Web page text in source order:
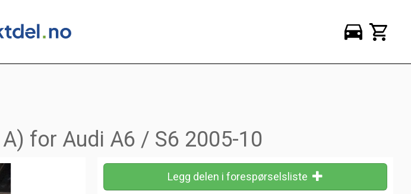
for Audi A6 / S6 2005-10
Legg delen i forespørselsliste